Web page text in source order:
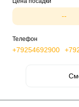
--
Телефон
+79254692900